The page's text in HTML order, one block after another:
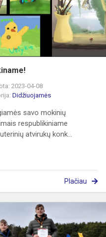
2023-04-08
Didžiuojamės
savo mokinių
respublikiniame
atvirukų konk...
Plačiau